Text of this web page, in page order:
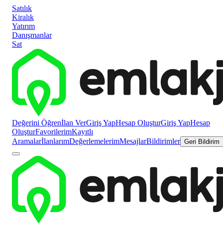
Satılık
Kiralık
Yatırım
Danışmanlar
Sat
Değerini Öğrenİlan VerGiriş YapHesap OluşturGiriş YapHesap
OluşturFavorilerimKayıtlı
AramalarİlanlarımDeğerlemelerimMesajlarBildirimler Geri Bildirim